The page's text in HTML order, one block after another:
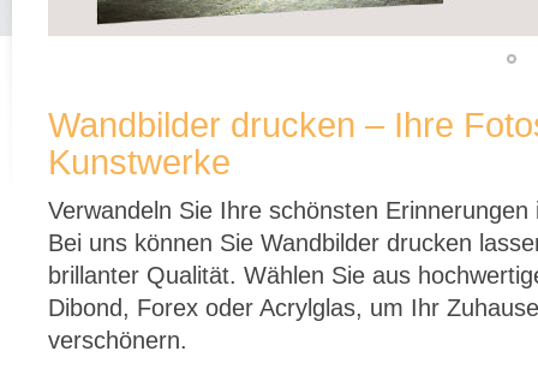
Wandbilder drucken – Ihre
Kunstwerke
Verwandeln Sie Ihre schönsten
Bei uns können Sie Wandbilder drucken
brillanter Qualität. Wählen Sie aus
Dibond, Forex oder Acrylglas, um Ihr
verschönern.